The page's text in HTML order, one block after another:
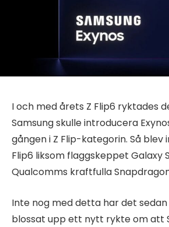
I och med årets Z Flip6 ryktades
Samsung skulle introducera
gången i Z Flip-kategorin. Så blev
Flip6 liksom flaggskeppet Galaxy
Qualcomms kraftfulla
Inte nog med detta har det
blossat upp ett nytt rykte om att